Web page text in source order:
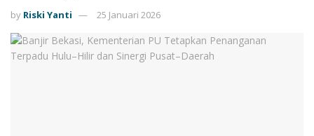
by Riski Yanti 25 Januari 2026